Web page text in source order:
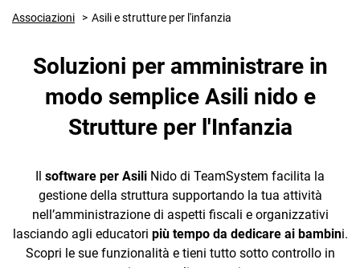
CRM
Ecommerce
Email Marketing
Fatturazione
Financial Solutions
HR
Associazioni Asili e strutture per l'infanzia
Soluzioni per amministrare in
modo semplice Asili nido e
Strutture per l'Infanzia
software per Asili Nido di TeamSystem facilita la
gestione della struttura supportando la tua attività
nell’amministrazione di aspetti fiscali e organizzativi
lasciando agli educatori più tempo da dedicare ai bambini.
Scopri le sue funzionalità e tieni tutto sotto controllo in